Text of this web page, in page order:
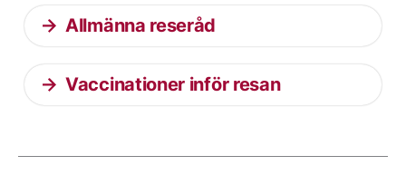
Allmänna reseråd
Vaccinationer inför resan